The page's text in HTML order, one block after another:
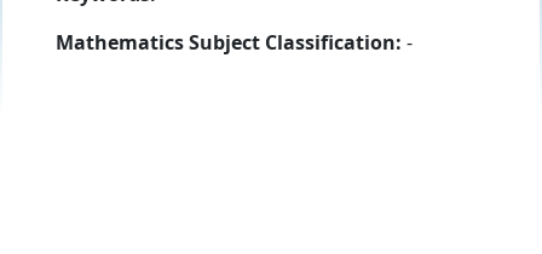
Mathematics Subject Classification: -